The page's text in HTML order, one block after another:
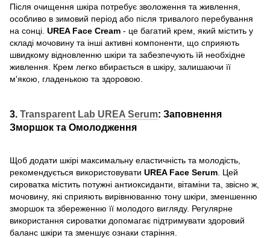
Після очищення шкіра потребує зволоження та живлення,
особливо в зимовий період або після тривалого перебування
на сонці. UREA Face Cream - це багатий крем, який містить у
складі мочовину та інші активні компоненти, що сприяють
швидкому відновленню шкіри та забезпечують їй необхідне
живлення. Крем легко вбирається в шкіру, залишаючи її
м'якою, гладенькою та здоровою.
3. Transparent Lab UREA Serum: Заповнення
Зморшок та Омолодження
Щоб додати шкірі максимальну еластичність та молодість,
рекомендується використовувати UREA Face Serum . Цей
сироватка містить потужні антиоксиданти, вітаміни та, звісно ж,
мочовину, які сприяють вирівнюванню тону шкіри, зменшенню
зморшок та збереженню її молодого вигляду. Регулярне
використання сироватки допомагає підтримувати здоровий
баланс шкіри та зменшує ознаки старіння.